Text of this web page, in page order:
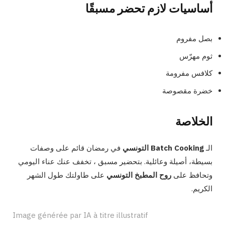
أساسيات لازم تحضر مسبقًا
بصل مفروم
ثوم مهرّس
كلافس مفرومة
خضرة مقصوصة
الخلاصة
الـBatch Cooking التونسي
في رمضان قائم على وصفات
بسيطة، أصيلة وعائلية. بتحضير مسبق ، تخفف عنك عناء اليومي
وتحافظ على روح المطبخ التونسي على طاولتك طول الشهر
الكريم.
Image générée par IA à titre illustratif